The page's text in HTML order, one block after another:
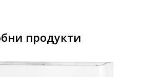
продукти